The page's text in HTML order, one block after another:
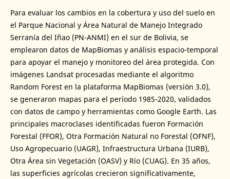
Para evaluar los cambios en la cobertura y uso del suelo en
el Parque Nacional y Área Natural de Manejo Integrado
Serranía del Iñao (PN-ANMI) en el sur de Bolivia, se
emplearon datos de MapBiomas y análisis espacio-temporal
para apoyar el manejo y monitoreo del área protegida. Con
imágenes Landsat procesadas mediante el algoritmo
Random Forest en la plataforma MapBiomas (versión 3.0),
se generaron mapas para el período 1985-2020, validados
con datos de campo y herramientas como Google Earth. Las
principales macroclases identificadas fueron Formación
Forestal (FFOR), Otra Formación Natural no Forestal (OFNF),
Uso Agropecuario (UAGR), Infraestructura Urbana (IURB),
Otra Área sin Vegetación (OASV) y Río (CUAG). En 35 años,
las superficies agrícolas crecieron significativamente,